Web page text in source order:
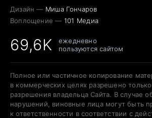
Дизайн — Миша Гончаров
Воплощение — 101 Медиа
69,6K
ежедневно
пользуются сайтом
Полное или частичное копирование
в коммерческих целях разрешено
разрешения владельца Сайта. В случае
нарушений, виновные лица могут быть
к ответственности в соответствии с